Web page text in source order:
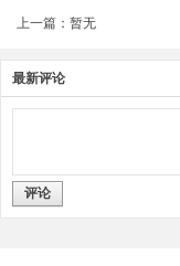
上一篇：暂无
最新评论
评论